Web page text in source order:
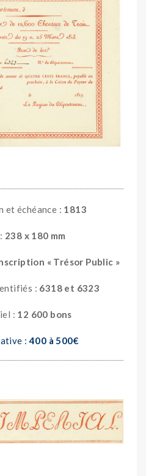
et échéance : 1813
238 x 180 mm
« Trésor Public »
: 6318 et 6323
: 12 600 bons
:400 à 500€